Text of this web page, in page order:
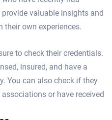
valuable insights and
their own experiences.​
to check their credentials.​
insured, and have a
You can also check if they
or have received